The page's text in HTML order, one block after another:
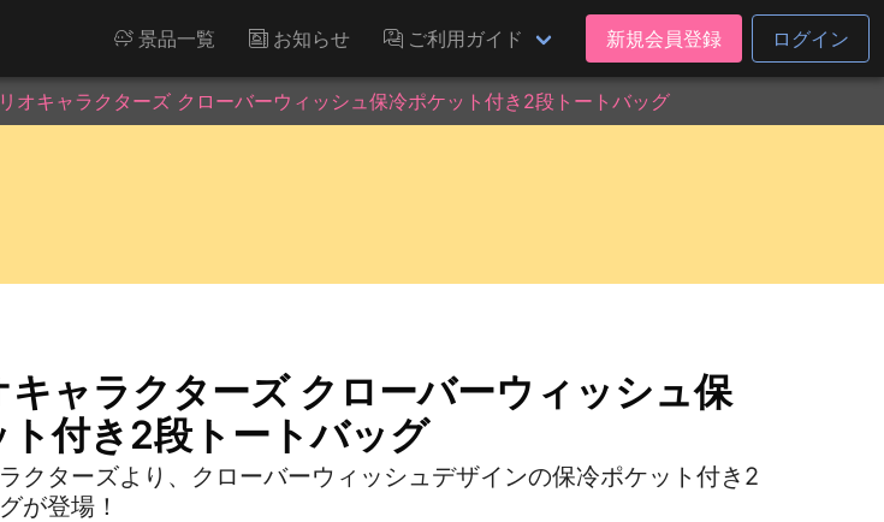
景品一覧 お知らせ ご利用ガイド 新規会員登録 ログイン
オキャラクターズ クローバーウィッシュ保冷ポケット付き2段トートバッグ
キャラクターズ クローバーウィッシュ保
ト付き2段トートバッグ
クターズより、クローバーウィッシュデザインの保冷ポケット付き2
が登場！